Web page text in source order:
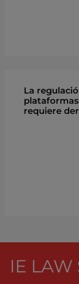
La
requiere
IE LAW